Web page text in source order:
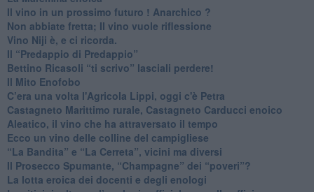
Il vino in un prossimo futuro ! Anarchico ?
​Non abbiate fretta; Il vino vuole riflessione
​Vino Niji è, e ci ricorda.
Il “Predappio di Predappio”
Bettino Ricasoli “ti scrivo” lasciali perdere!
Il Mito Enofobo
​C’era una volta l'Agricola Lippi, oggi c'è Petra
​Castagneto Marittimo rurale, Castagneto Carducci enoico
Aleatico, il vino che ha attraversato il tempo
Ecco un vino delle colline del campigliese
“La Bandita” e “La Cerreta”, vicini ma diversi
​Il Prosecco Spumante, “Champagne” dei “poveri”?
​La lotta eroica dei docenti e degli enologi